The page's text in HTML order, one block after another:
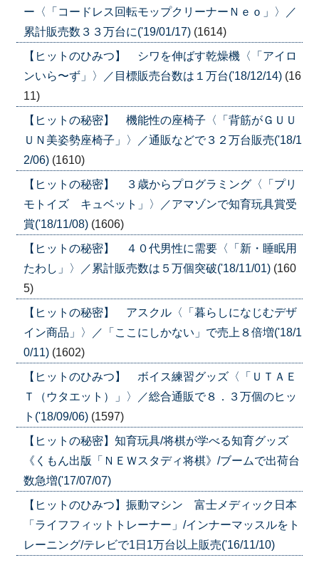
ー〈「コードレス回転モップクリーナーＮｅｏ」〉／
累計販売数３３万台に('19/01/17) (1614)
【ヒットのひみつ】 シワを伸ばす乾燥機〈「アイロ
ンいら〜ず」〉／目標販売台数は１万台('18/12/14) (16
11)
【ヒットの秘密】 機能性の座椅子〈「背筋がＧＵＵ
ＵＮ美姿勢座椅子」〉／通販などで３２万台販売('18/1
2/06) (1610)
【ヒットの秘密】 ３歳からプログラミング〈「プリ
モトイズ キュベット」〉／アマゾンで知育玩具賞受
賞('18/11/08) (1606)
【ヒットの秘密】 ４０代男性に需要〈「新・睡眠用
たわし」〉／累計販売数は５万個突破('18/11/01) (160
5)
【ヒットの秘密】 アスクル〈「暮らしになじむデザ
イン商品」〉／「ここにしかない」で売上８倍増('18/1
0/11) (1602)
【ヒットのひみつ】 ボイス練習グッズ〈「ＵＴＡＥ
Ｔ（ウタエット）」〉／総合通販で８．３万個のヒッ
ト('18/09/06) (1597)
【ヒットの秘密】知育玩具/将棋が学べる知育グッズ
《くもん出版「ＮＥＷスタディ将棋》/ブームで出荷台
数急増('17/07/07)
【ヒットのひみつ】振動マシン 富士メディック日本
「ライフフィットトレーナー」/インナーマッスルをト
レーニング/テレビで1日1万台以上販売('16/11/10)